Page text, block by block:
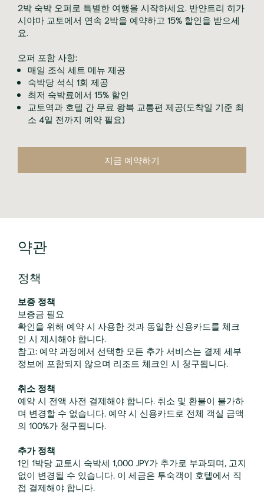
2박 숙박 오퍼로 특별한 여행을 시작하세요. 반얀트리 히가
시야마 교토에서 연속 2박을 예약하고 15% 할인을 받으세
요.
오퍼 포함 사항:
매일 조식 세트 메뉴 제공
숙박당 석식 1회 제공
최저 숙박료에서 15% 할인
교토역과 호텔 간 무료 왕복 교통편 제공(도착일 기준 최
소 4일 전까지 예약 필요)
지금 예약하기
약관
정책
보증 정책
보증금 필요
확인을 위해 예약 시 사용한 것과 동일한 신용카드를 체크
인 시 제시해야 합니다.
참고: 예약 과정에서 선택한 모든 추가 서비스는 결제 세부
정보에 포함되지 않으며 리조트 체크인 시 청구됩니다.
취소 정책
예약 시 전액 사전 결제해야 합니다. 취소 및 환불이 불가하
며 변경할 수 없습니다. 예약 시 신용카드로 전체 객실 금액
의 100%가 청구됩니다.
추가 정책
1인 1박당 교토시 숙박세 1,000 JPY가 추가로 부과되며, 고지
없이 변경될 수 있습니다. 이 세금은 투숙객이 호텔에서 직
접 결제해야 합니다.